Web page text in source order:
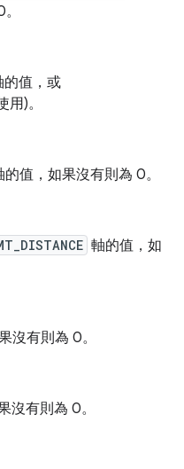
的值，或
用)。
的值，如果沒有則為 0。
軸的值，如
沒有則為 0。
沒有則為 0。